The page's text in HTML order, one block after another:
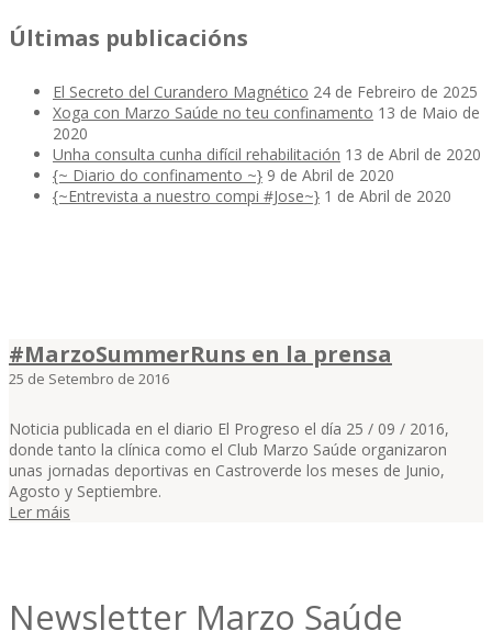
Últimas publicacións
El Secreto del Curandero Magnético 24 de Febreiro de 2025
Xoga con Marzo Saúde no teu confinamento 13 de Maio de
2020
Unha consulta cunha difícil rehabilitación 13 de Abril de 2020
{~ Diario do confinamento ~} 9 de Abril de 2020
{~Entrevista a nuestro compi #Jose~} 1 de Abril de 2020
#MarzoSummerRuns en la prensa
25 de Setembro de 2016
Noticia publicada en el diario El Progreso el día 25 / 09 / 2016,
donde tanto la clínica como el Club Marzo Saúde organizaron
unas jornadas deportivas en Castroverde los meses de Junio,
Agosto y Septiembre.
Ler máis
Newsletter Marzo Saúde